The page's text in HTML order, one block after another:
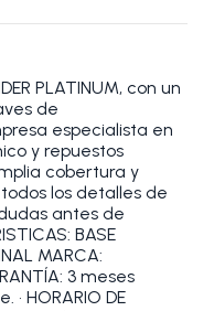
PLATINUM, con un
de
especialista en
y repuestos
cobertura y
los detalles de
antes de
BASE
MARCA:
3 meses
HORARIO DE